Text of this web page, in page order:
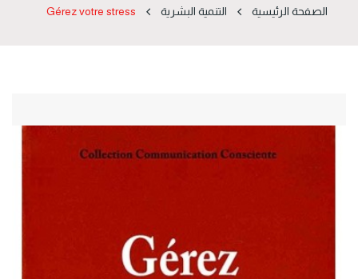
الصفحة الرئيسية التنمية البشرية Gérez votre stress